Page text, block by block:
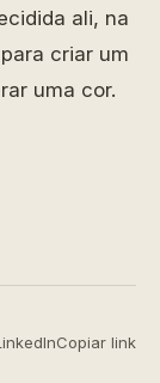
ali, na
criar um
uma cor.
Copiar link